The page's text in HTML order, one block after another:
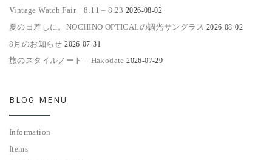
Vintage Watch Fair｜8.11 – 8.23 2026-08-02
夏の日差しに。NOCHINO OPTICALの調光サングラス 2026-08-02
8月のお知らせ 2026-07-31
旅のスタイルノート – Hakodate 2026-07-29
BLOG MENU
Information
Items